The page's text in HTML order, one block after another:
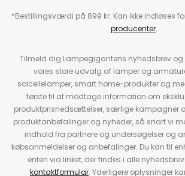
*Bestillingsværdi på 899 kr. Kan ikke indløses
producenter.
Tilmeld dig Lampegigantens nyhedsbrev
vores store udvalg af lamper og
solcellelamper, smart home-produkter og
første til at modtage information om
produktprisnedsættelser, særlige kampagner
produktanbefalinger og nyheder, så snart vi
indhold fra partnere og undersøgelser og
købsanmeldelser og anbefalinger. Du kan til
enten via linket, der findes i alle
kontaktformular. Yderligere oplysninger